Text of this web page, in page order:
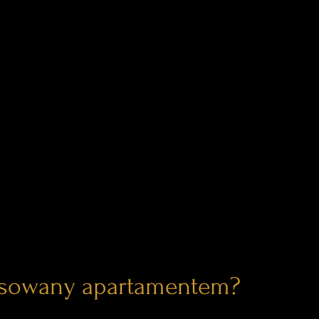
apartamentem?